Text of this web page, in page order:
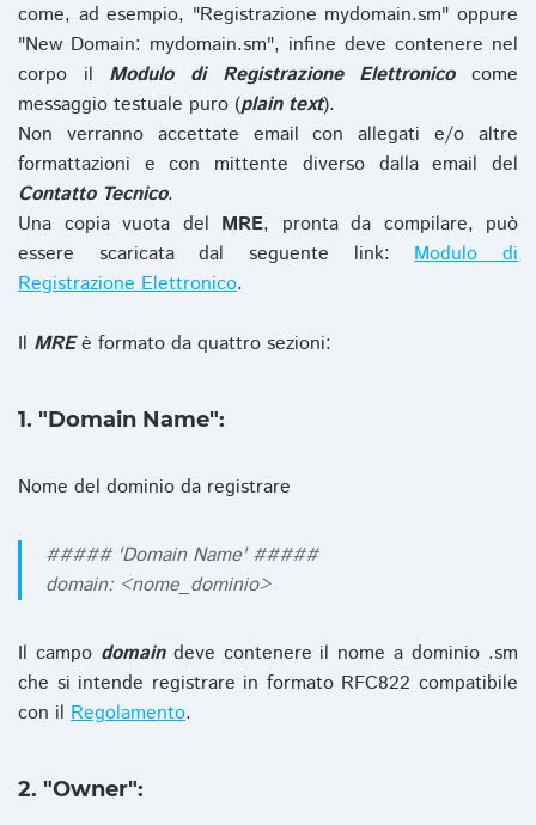
come, ad esempio, "Registrazione mydomain.sm" oppure
"New Domain: mydomain.sm", infine deve contenere nel
corpo il Modulo di Registrazione Elettronicocome
messaggio testuale puro (plain text).
Non verranno accettate email con allegati e/o altre
formattazioni e con mittente diverso dalla email del
Contatto Tecnico.
Una copia vuota del MRE, pronta da compilare, può
essere scaricata dal seguente link:Modulo di
Registrazione Elettronico.
Il MREè formato da quattro sezioni:
1. "Domain Name":
Nome del dominio da registrare
##### 'Domain Name' #####
domain: <nome_dominio>
Il campo domaindeve contenere il nome a dominio .sm
che si intende registrare in formato RFC822 compatibile
con il Regolamento.
2. "Owner":